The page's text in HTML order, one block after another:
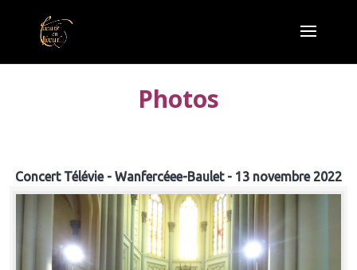
Photos
Concert Télévie - Wanfercéee-Baulet - 13 novembre 2022